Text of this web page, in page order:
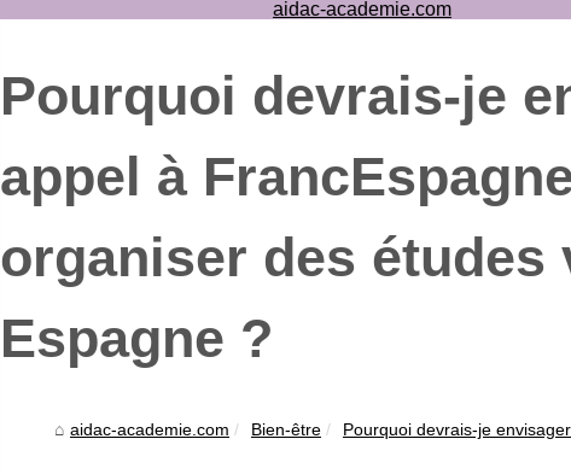
Pourquoi devrais-je
appel à
organiser des études
Espagne ?
aidac-academie.com Bien-être Pourquoi devrais-je
aidac-academie.com